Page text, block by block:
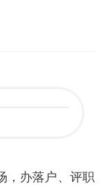
办落户、评职